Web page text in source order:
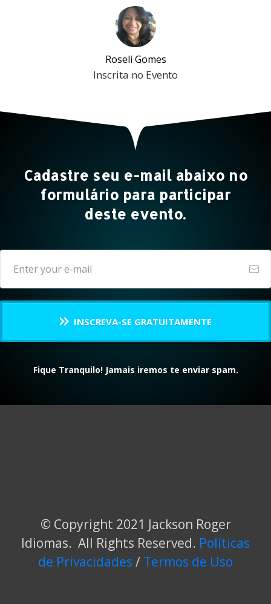
Roseli Gomes
Inscrita no Evento
Cadastre seu e-mail abaixo no
formulário para participar
deste evento.
INSCREVA-SE GRATUITAMENTE
Fique Tranquilo! Jamais iremos te enviar spam.
© Copyright 2021 Jackson Roger
Idiomas. All Rights Reserved. Políticas
de Privacidades / Termos de Uso